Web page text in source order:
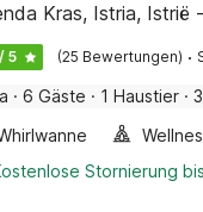
Kras, Istria, Istrië
5 (25 Bewertungen) ·
· 6 Gäste · 1 Haustier ·
Stornierung